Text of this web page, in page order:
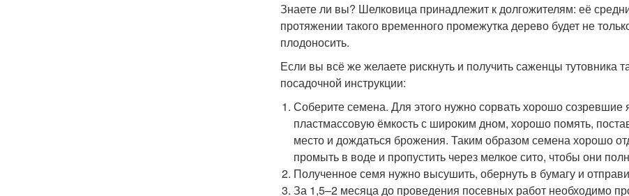
Знаете ли вы? Шелковица принадлежит к долгожителям: её
протяжении такого временного промежутка дерево будет не
плодоносить.
Если вы всё же желаете рискнуть и получить саженцы
посадочной инструкции:
Соберите семена. Для этого нужно сорвать хорошо созревшие
пластмассовую ёмкость с широким дном, хорошо помять,
место и дождаться брожения. Таким образом семена хорошо
промыть в воде и пропустить через мелкое сито, чтобы они
Полученное семя нужно высушить, обернуть в бумагу и
За 1,5–2 месяца до проведения посевных работ необходимо